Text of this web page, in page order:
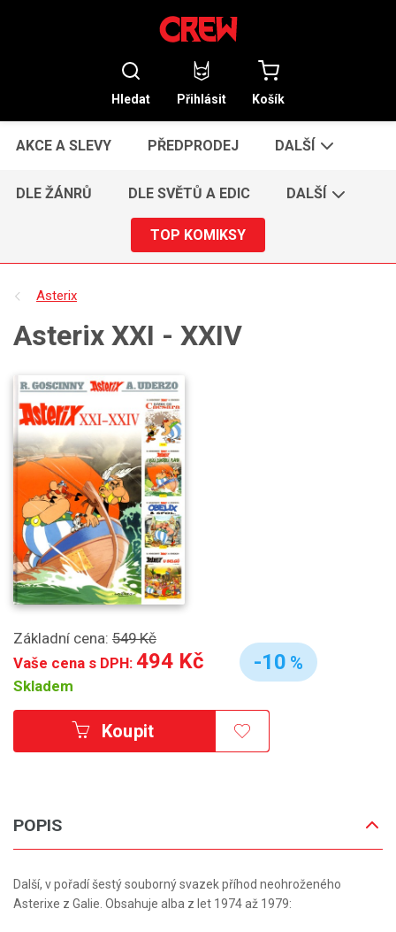
Hledat Přihlásit Košík
AKCE A SLEVY PŘEDPRODEJ DALŠÍ
DLE ŽÁNRŮ DLE SVĚTŮ A EDIC DALŠÍ
TOP KOMIKSY
Asterix
Asterix XXI - XXIV
Základní cena: 549 Kč
Vaše cena s DPH: 494 Kč
Skladem
-10 %
Koupit
POPIS
Další, v pořadí šestý souborný svazek příhod neohroženého
Asterixe z Galie. Obsahuje alba z let 1974 až 1979: